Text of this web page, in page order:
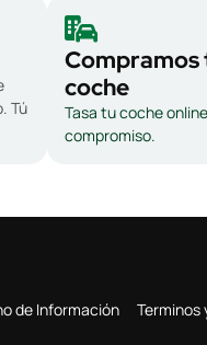
Tú
Compramos
coche
Tasa tu coche
compromiso.
de Información Terminos